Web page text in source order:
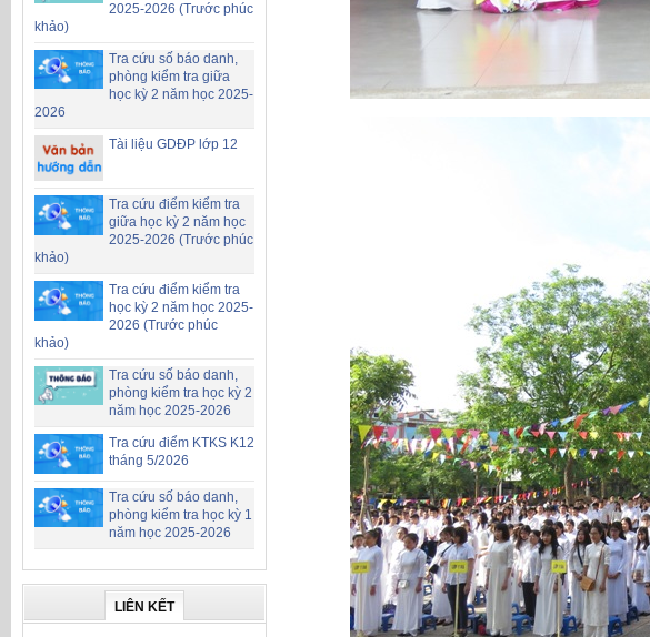
2025-2026 (Trước phúc
khảo)
Tra cứu số báo danh,
phòng kiểm tra giữa
học kỳ 2 năm học 2025-
2026
Tài liệu GDĐP lớp 12
Tra cứu điểm kiểm tra
giữa học kỳ 2 năm học
2025-2026 (Trước phúc
khảo)
Tra cứu điểm kiểm tra
học kỳ 2 năm học 2025-
2026 (Trước phúc
khảo)
Tra cứu số báo danh,
phòng kiểm tra học kỳ 2
năm học 2025-2026
Tra cứu điểm KTKS K12
tháng 5/2026
Tra cứu số báo danh,
phòng kiểm tra học kỳ 1
năm học 2025-2026
LIÊN KẾT